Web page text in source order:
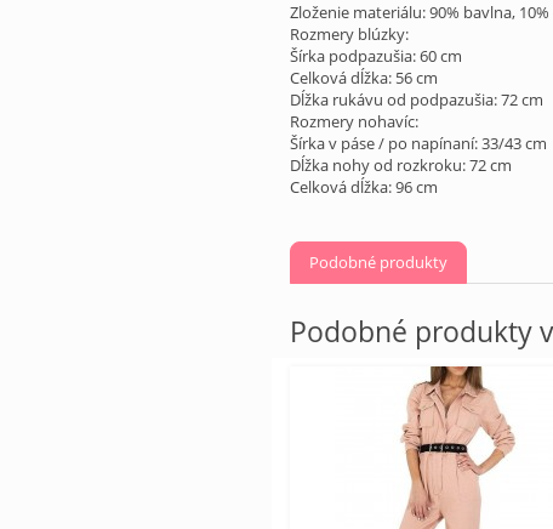
Zloženie materiálu: 90% bavlna,
Rozmery blúzky:
Šírka podpazušia: 60 cm
Celková dĺžka: 56 cm
Dĺžka rukávu od podpazušia: 72 cm
Rozmery nohavíc:
Šírka v páse / po napínaní: 33/43 cm
Dĺžka nohy od rozkroku: 72 cm
Celková dĺžka: 96 cm
Podobné produkty
Podobné produkty